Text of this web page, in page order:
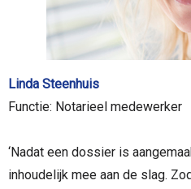
Linda Steenhuis
Functie: Notarieel medewerker
‘Nadat een dossier is
inhoudelijk mee aan de slag.